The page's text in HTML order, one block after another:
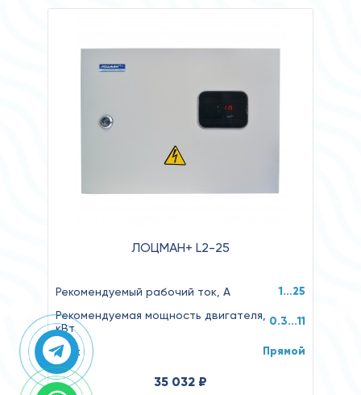
ЛОЦМАН+ L2-25
Рекомендуемый рабочий ток, А 1…25
Рекомендуемая мощность двигателя,
кВт
0.3...11
Пуск Прямой
35 032 ₽